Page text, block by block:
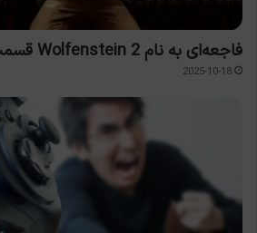
فاجعه‌ای به نام Wolfenstein 2 قسمت اول
2025-10-18